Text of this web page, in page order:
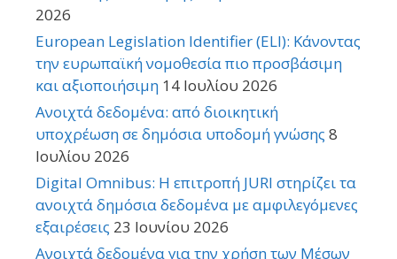
2026
European Legislation Identifier (ELI): Κάνοντας
την ευρωπαϊκή νομοθεσία πιο προσβάσιμη
και αξιοποιήσιμη 14 Ιουλίου 2026
Ανοιχτά δεδομένα: από διοικητική
υποχρέωση σε δημόσια υποδομή γνώσης 8
Ιουλίου 2026
Digital Omnibus: Η επιτροπή JURI στηρίζει τα
ανοιχτά δημόσια δεδομένα με αμφιλεγόμενες
εξαιρέσεις 23 Ιουνίου 2026
Ανοιχτά δεδομένα για την χρήση των Μέσων